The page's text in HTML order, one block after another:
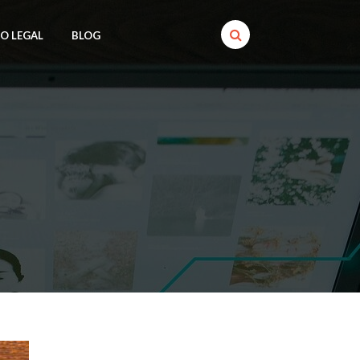
LEGAL BLOG